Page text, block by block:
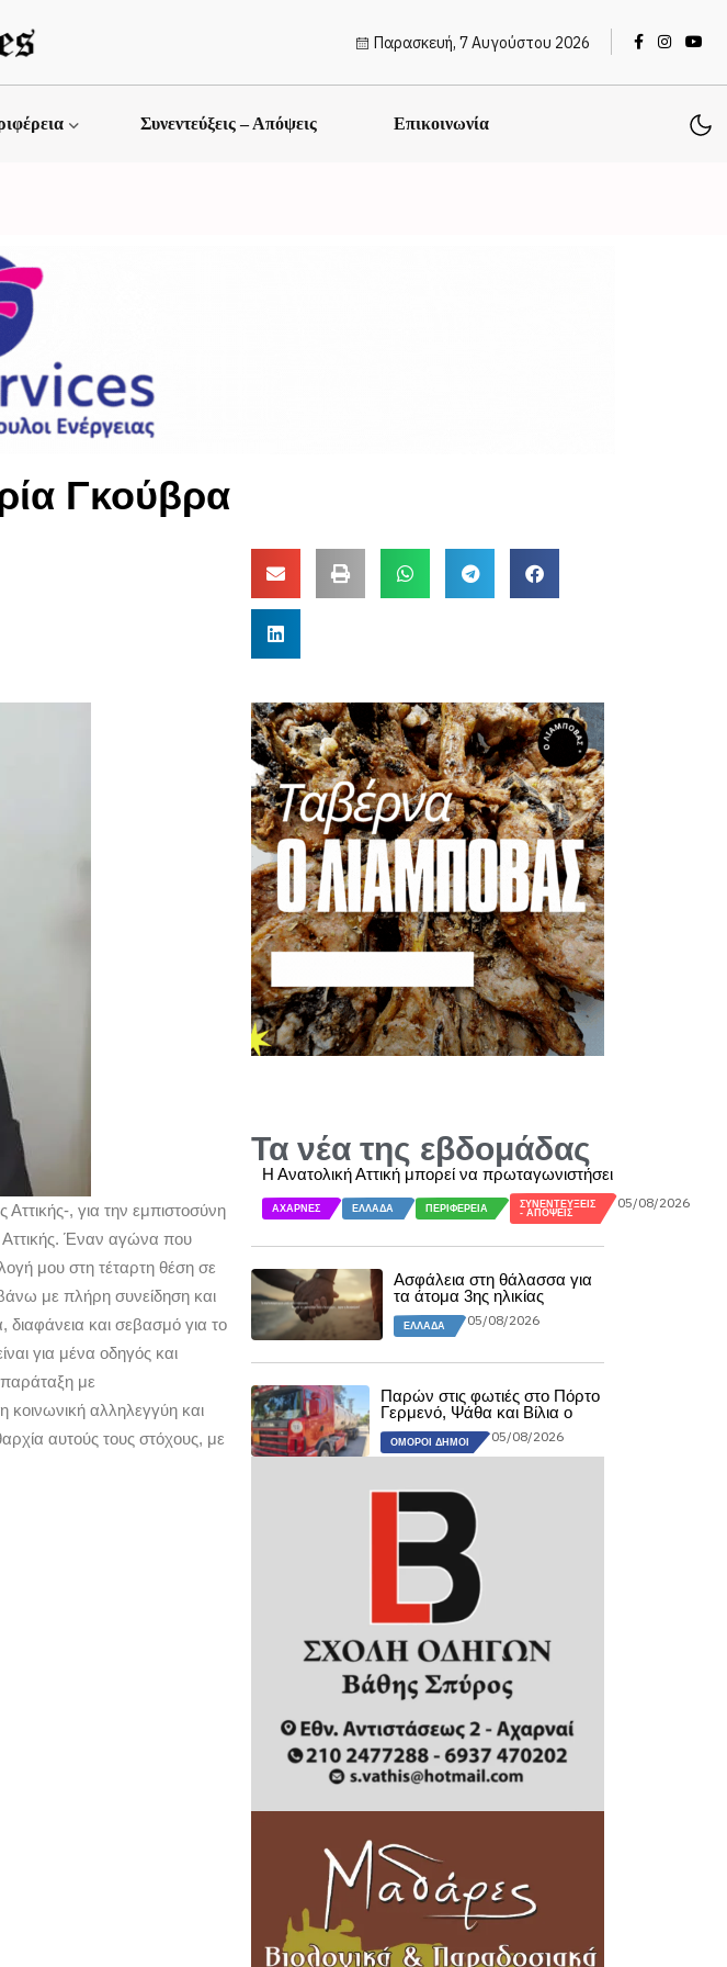
Παρασκευή, 7 Αυγούστου 2026
Συνεντεύξεις – Απόψεις Επικοινωνία
Γκούβρα
, για την εμπιστοσύνη
Αττικής. Έναν αγώνα που
μου στη τέταρτη θέση σε
με πλήρη συνείδηση και
και σεβασμό για το
για μένα οδηγός και
με
κοινωνική αλληλεγγύη και
αυτούς τους στόχους, με
Τα νέα της εβδομάδας
Η Ανατολική Αττική μπορεί να πρωταγωνιστήσει
ΑΧΑΡΝΈΣ ΕΛΛΆΔΑ ΠΕΡΙΦΈΡΕΙΑ
ΣΥΝΕΝΤΕΎΞΕΙΣ
- ΑΠΌΨΕΙΣ
05/08/2026
Ασφάλεια στη θάλασσα για
τα άτομα 3ης ηλικίας
ΕΛΛΆΔΑ 05/08/2026
Παρών στις φωτιές στο Πόρτο
Γερμενό, Ψάθα και Βίλια ο
ΌΜΟΡΟΙ ΔΉΜΟΙ 05/08/2026